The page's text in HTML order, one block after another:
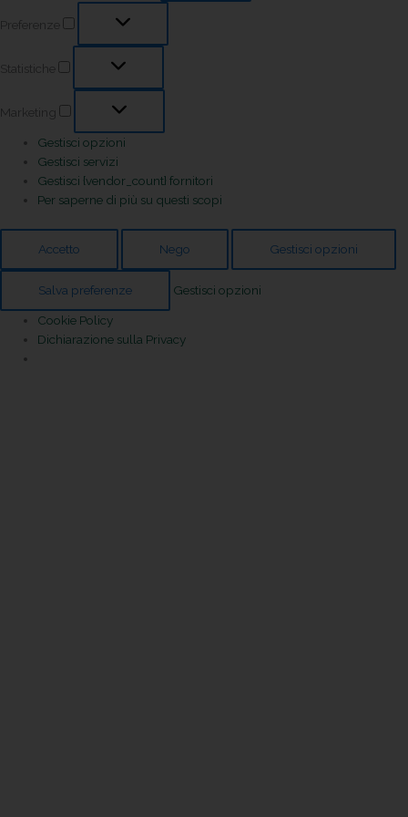
Preferenze
Statistiche
Marketing
Gestisci opzioni
Gestisci servizi
Gestisci {vendor_count} fornitori
Per saperne di più su questi scopi
Accetto Nego Gestisci opzioni
Salva preferenze Gestisci opzioni
Cookie Policy
Dichiarazione sulla Privacy